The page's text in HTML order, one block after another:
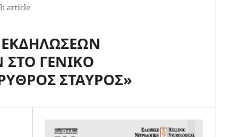
article
ΓΕΝΙΚΟ
ΣΤΑΥΡΟΣ»